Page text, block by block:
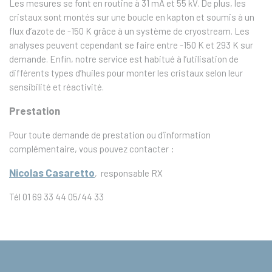
Les mesures se font en routine à 31 mA et 55 kV. De plus, les
cristaux sont montés sur une boucle en kapton et soumis à un
flux d’azote de -150 K grâce à un système de cryostream. Les
analyses peuvent cependant se faire entre -150 K et 293 K sur
demande. Enfin, notre service est habitué à l’utilisation de
différents types d’huiles pour monter les cristaux selon leur
sensibilité et réactivité.
Prestation
Pour toute demande de prestation ou d’information
complémentaire, vous pouvez contacter :
Nicolas Casaretto, responsable RX
Tél 01 69 33 44 05/44 33